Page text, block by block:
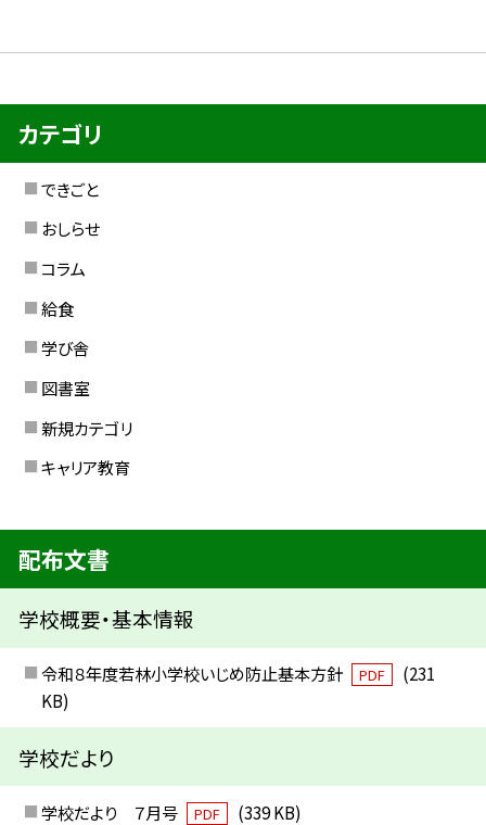
カテゴリ
できごと
おしらせ
コラム
給食
学び舎
図書室
新規カテゴリ
キャリア教育
配布文書
学校概要・基本情報
令和８年度若林小学校いじめ防止基本方針 PDF
(231
KB)
学校だより
学校だより ７月号 PDF (339 KB)